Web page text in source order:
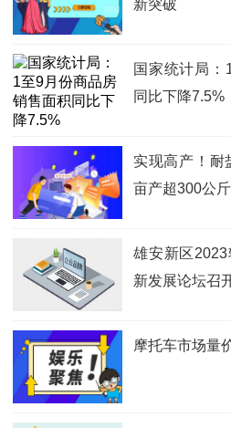
新突破
国家统计局：
同比下降7.5%
实现高产！耐
亩产超300公斤
雄安新区
新发展论坛召
摩托车市场量